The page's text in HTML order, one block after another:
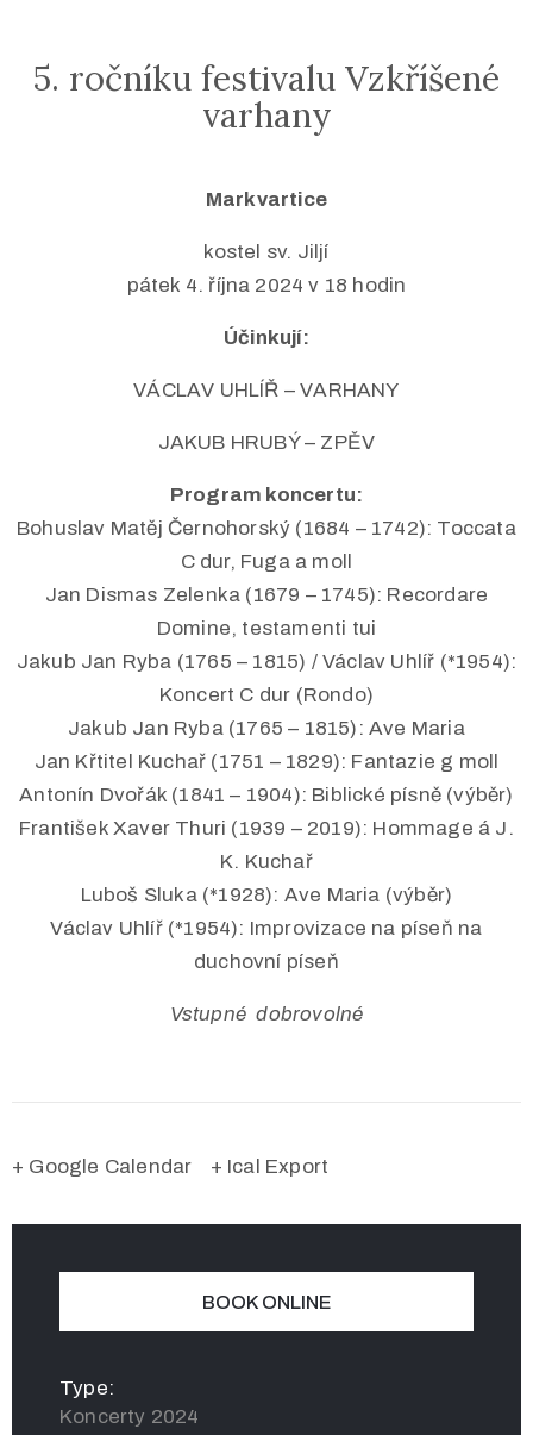
5. ročníku festivalu Vzkříšené
varhany
Markvartice
kostel sv. Jiljí
pátek 4. října 2024 v 18 hodin
Účinkují:
VÁCLAV UHLÍŘ – VARHANY
JAKUB HRUBÝ – ZPĚV
Program koncertu:
Bohuslav Matěj Černohorský (1684 – 1742): Toccata
C dur, Fuga a moll
Jan Dismas Zelenka (1679 – 1745): Recordare
Domine, testamenti tui
Jakub Jan Ryba (1765 – 1815) / Václav Uhlíř (*1954):
Koncert C dur (Rondo)
Jakub Jan Ryba (1765 – 1815): Ave Maria
Jan Křtitel Kuchař (1751 – 1829): Fantazie g moll
Antonín Dvořák (1841 – 1904): Biblické písně (výběr)
František Xaver Thuri (1939 – 2019): Hommage á J.
K. Kuchař
Luboš Sluka (*1928): Ave Maria (výběr)
Václav Uhlíř (*1954): Improvizace na píseň na
duchovní píseň
Vstupné dobrovolné
+ Google Calendar + Ical Export
BOOK ONLINE
Type:
Koncerty 2024